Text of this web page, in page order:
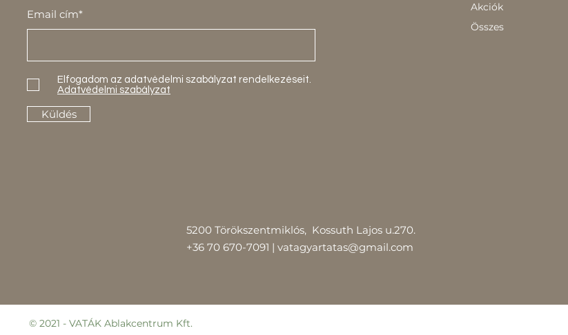
Email cím*
Elfogadom az adatvédelmi szabályzat rendelkezéseit.
Adatvédelmi szabályzat
Küldés
Akciók
Összes
5200 Törökszentmiklós, Kossuth Lajos u.270.
+36 70 670-7091 | vatagyartatas@gmail.com
© 2021 - VATÁK Ablakcentrum Kft.